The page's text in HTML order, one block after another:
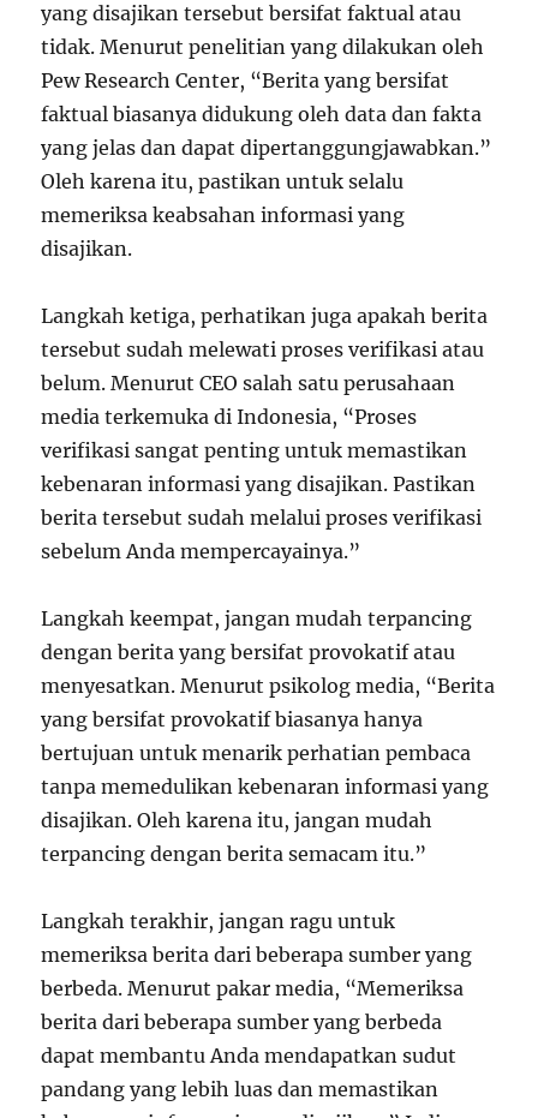
yang disajikan tersebut bersifat faktual atau
tidak. Menurut penelitian yang dilakukan oleh
Pew Research Center, “Berita yang bersifat
faktual biasanya didukung oleh data dan fakta
yang jelas dan dapat dipertanggungjawabkan.”
Oleh karena itu, pastikan untuk selalu
memeriksa keabsahan informasi yang
disajikan.
Langkah ketiga, perhatikan juga apakah berita
tersebut sudah melewati proses verifikasi atau
belum. Menurut CEO salah satu perusahaan
media terkemuka di Indonesia, “Proses
verifikasi sangat penting untuk memastikan
kebenaran informasi yang disajikan. Pastikan
berita tersebut sudah melalui proses verifikasi
sebelum Anda mempercayainya.”
Langkah keempat, jangan mudah terpancing
dengan berita yang bersifat provokatif atau
menyesatkan. Menurut psikolog media, “Berita
yang bersifat provokatif biasanya hanya
bertujuan untuk menarik perhatian pembaca
tanpa memedulikan kebenaran informasi yang
disajikan. Oleh karena itu, jangan mudah
terpancing dengan berita semacam itu.”
Langkah terakhir, jangan ragu untuk
memeriksa berita dari beberapa sumber yang
berbeda. Menurut pakar media, “Memeriksa
berita dari beberapa sumber yang berbeda
dapat membantu Anda mendapatkan sudut
pandang yang lebih luas dan memastikan